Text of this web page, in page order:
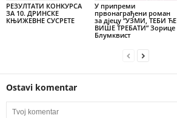
РЕЗУЛТАТИ КОНКУРСА
ЗА 10. ДРИНСКЕ
КЊИЖЕВНЕ СУСРЕТЕ
У припреми
првонаграђени роман
за дјецу ”УЗМИ, ТЕБИ ЋЕ
ВИШЕ ТРЕБАТИ” Зорице
Блумквист
Ostavi komentar